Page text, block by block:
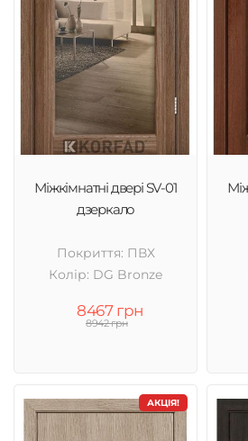
Міжкімнатні двері SV-01
дзеркало
Покриття: ПВХ
Колір: DG Bronze
8467 грн
8942 грн
АКЦІЯ!